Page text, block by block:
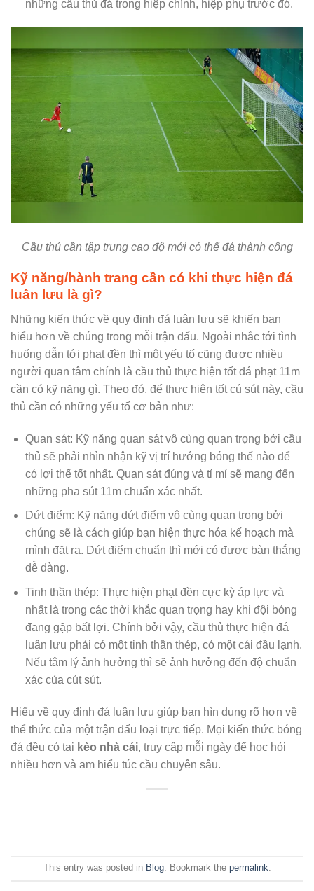
những cầu thủ đá trong hiệp chính, hiệp phụ trước đó.
Cầu thủ cần tập trung cao độ mới có thể đá thành công
Kỹ năng/hành trang cần có khi thực hiện đá
luân lưu là gì?
Những kiến thức về quy định đá luân lưu sẽ khiến bạn
hiểu hơn về chúng trong mỗi trận đấu. Ngoài nhắc tới tình
huống dẫn tới phạt đền thì một yếu tố cũng được nhiều
người quan tâm chính là cầu thủ thực hiện tốt đá phạt 11m
cần có kỹ năng gì. Theo đó, để thực hiện tốt cú sút này, cầu
thủ cần có những yếu tố cơ bản như:
Quan sát: Kỹ năng quan sát vô cùng quan trọng bởi cầu
thủ sẽ phải nhìn nhận kỹ vị trí hướng bóng thế nào để
có lợi thế tốt nhất. Quan sát đúng và tỉ mỉ sẽ mang đến
những pha sút 11m chuẩn xác nhất.
Dứt điểm: Kỹ năng dứt điểm vô cùng quan trọng bởi
chúng sẽ là cách giúp bạn hiện thực hóa kế hoạch mà
mình đặt ra. Dứt điểm chuẩn thì mới có được bàn thắng
dễ dàng.
Tinh thần thép: Thực hiện phạt đền cực kỳ áp lực và
nhất là trong các thời khắc quan trọng hay khi đội bóng
đang gặp bất lợi. Chính bởi vậy, cầu thủ thực hiện đá
luân lưu phải có một tinh thần thép, có một cái đầu lạnh.
Nếu tâm lý ảnh hưởng thì sẽ ảnh hưởng đến độ chuẩn
xác của cút sút.
Hiểu về quy định đá luân lưu giúp bạn hìn dung rõ hơn về
thể thức của một trận đấu loại trực tiếp. Mọi kiến thức bóng
đá đều có tại kèo nhà cái, truy cập mỗi ngày để học hỏi
nhiều hơn và am hiểu túc cầu chuyên sâu.
This entry was posted in Blog. Bookmark the permalink.